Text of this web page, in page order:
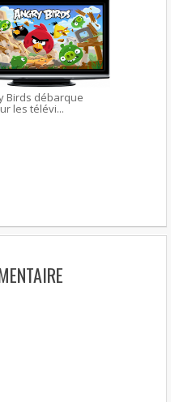
Birds débarque
les télévi...